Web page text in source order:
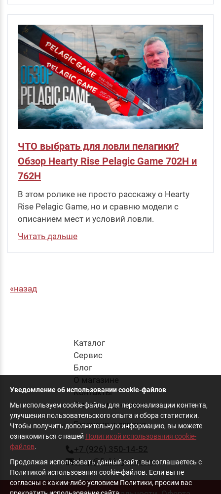
ЧТО выбрать для ловли пелагики?
Обзор Hearty Rise Pelagic Game 702H и
762H
В этом ролике не просто расскажу о Hearty
Rise Pelagic Game, но и сравню модели с
описанием мест и условий ловли.
Читать дальше
назад
Каталог
Cервис
Блог
О магазине
Контакты
Оплата и доставка
Гарантия и сервис
+7 (926) 350-14-52
shop@fishing-shop.ru
Уведомление об использовании cookie-файлов
Мы используем cookie-файлы для персонализации контента,
улучшения пользовательского опыта и сбора статистики.
Чтобы получить дополнительную информацию, вы можете
ознакомиться с нашей Политикой использования cookie-
файлов.
Продолжая использовать данный сайт, вы соглашаетесь с
Политикой использования cookie-файлов. Если вы не
согласны с каким-либо условием Политики, просим вас